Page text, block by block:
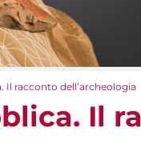
Il racconto dell’archeologia
Il